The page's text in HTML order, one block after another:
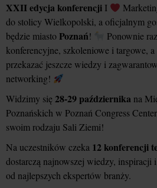
XXII edycja konferencji I
do stolicy Wielkopolski, a oficjalnym
będzie miasto Poznań!
Ponownie
konferencyjne, szkoleniowe i targowe,
przekazać jeszcze wiedzy i
networking!
Widzimy się28-29 października na
Poznańskich w Poznań Congress
swoim rodzaju Sali Ziemi!
Na uczestników czeka 12 konferencji
dostarczą najnowszej wiedzy, inspiracji
od najlepszych ekspertów branży.